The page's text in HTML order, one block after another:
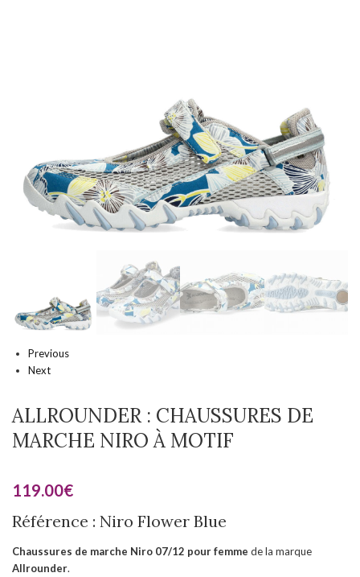
Previous
Next
ALLROUNDER : CHAUSSURES DE
MARCHE NIRO À MOTIF
119.00€
Référence : Niro Flower Blue
Chaussures de marche Niro 07/12 pour femme de la marque
Allrounder.